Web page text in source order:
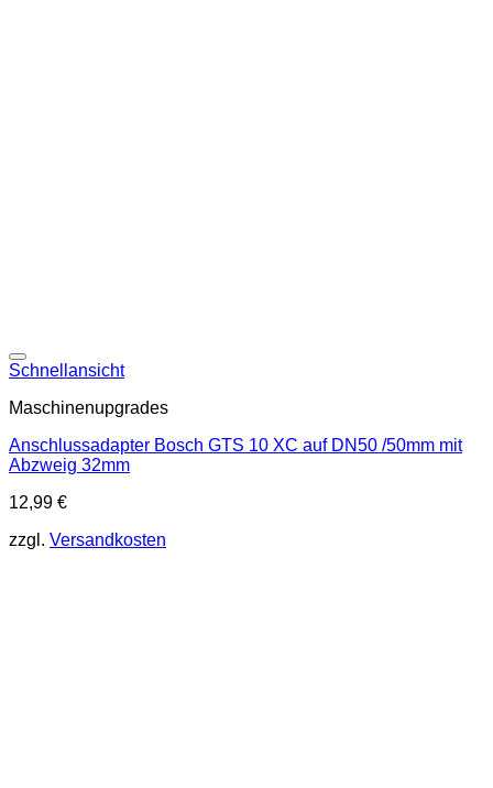
Schnellansicht
Maschinenupgrades
Anschlussadapter Bosch GTS 10 XC auf DN50 /50mm mit
Abzweig 32mm
12,99 €
zzgl. Versandkosten